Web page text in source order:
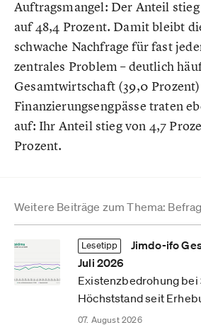
Auftragsmangel: Der Anteil
auf 48,4 Prozent. Damit bleibt
schwache Nachfrage für fast
zentrales Problem – deutlich
Gesamtwirtschaft (39,0
Finanzierungsengpässe traten
auf: Ihr Anteil stieg von 4,7
Prozent.
Weitere Beiträge zum Thema:
Lesetipp
Jimdo-ifo
Juli 2026
Existenzbedrohung
Höchststand seit
07. August 2026